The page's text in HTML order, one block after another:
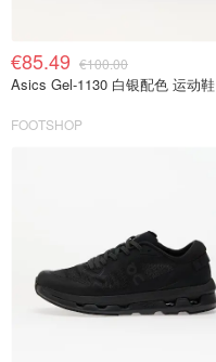
€85.49 €100.00
Asics Gel-1130 白银配色 运动鞋
FOOTSHOP